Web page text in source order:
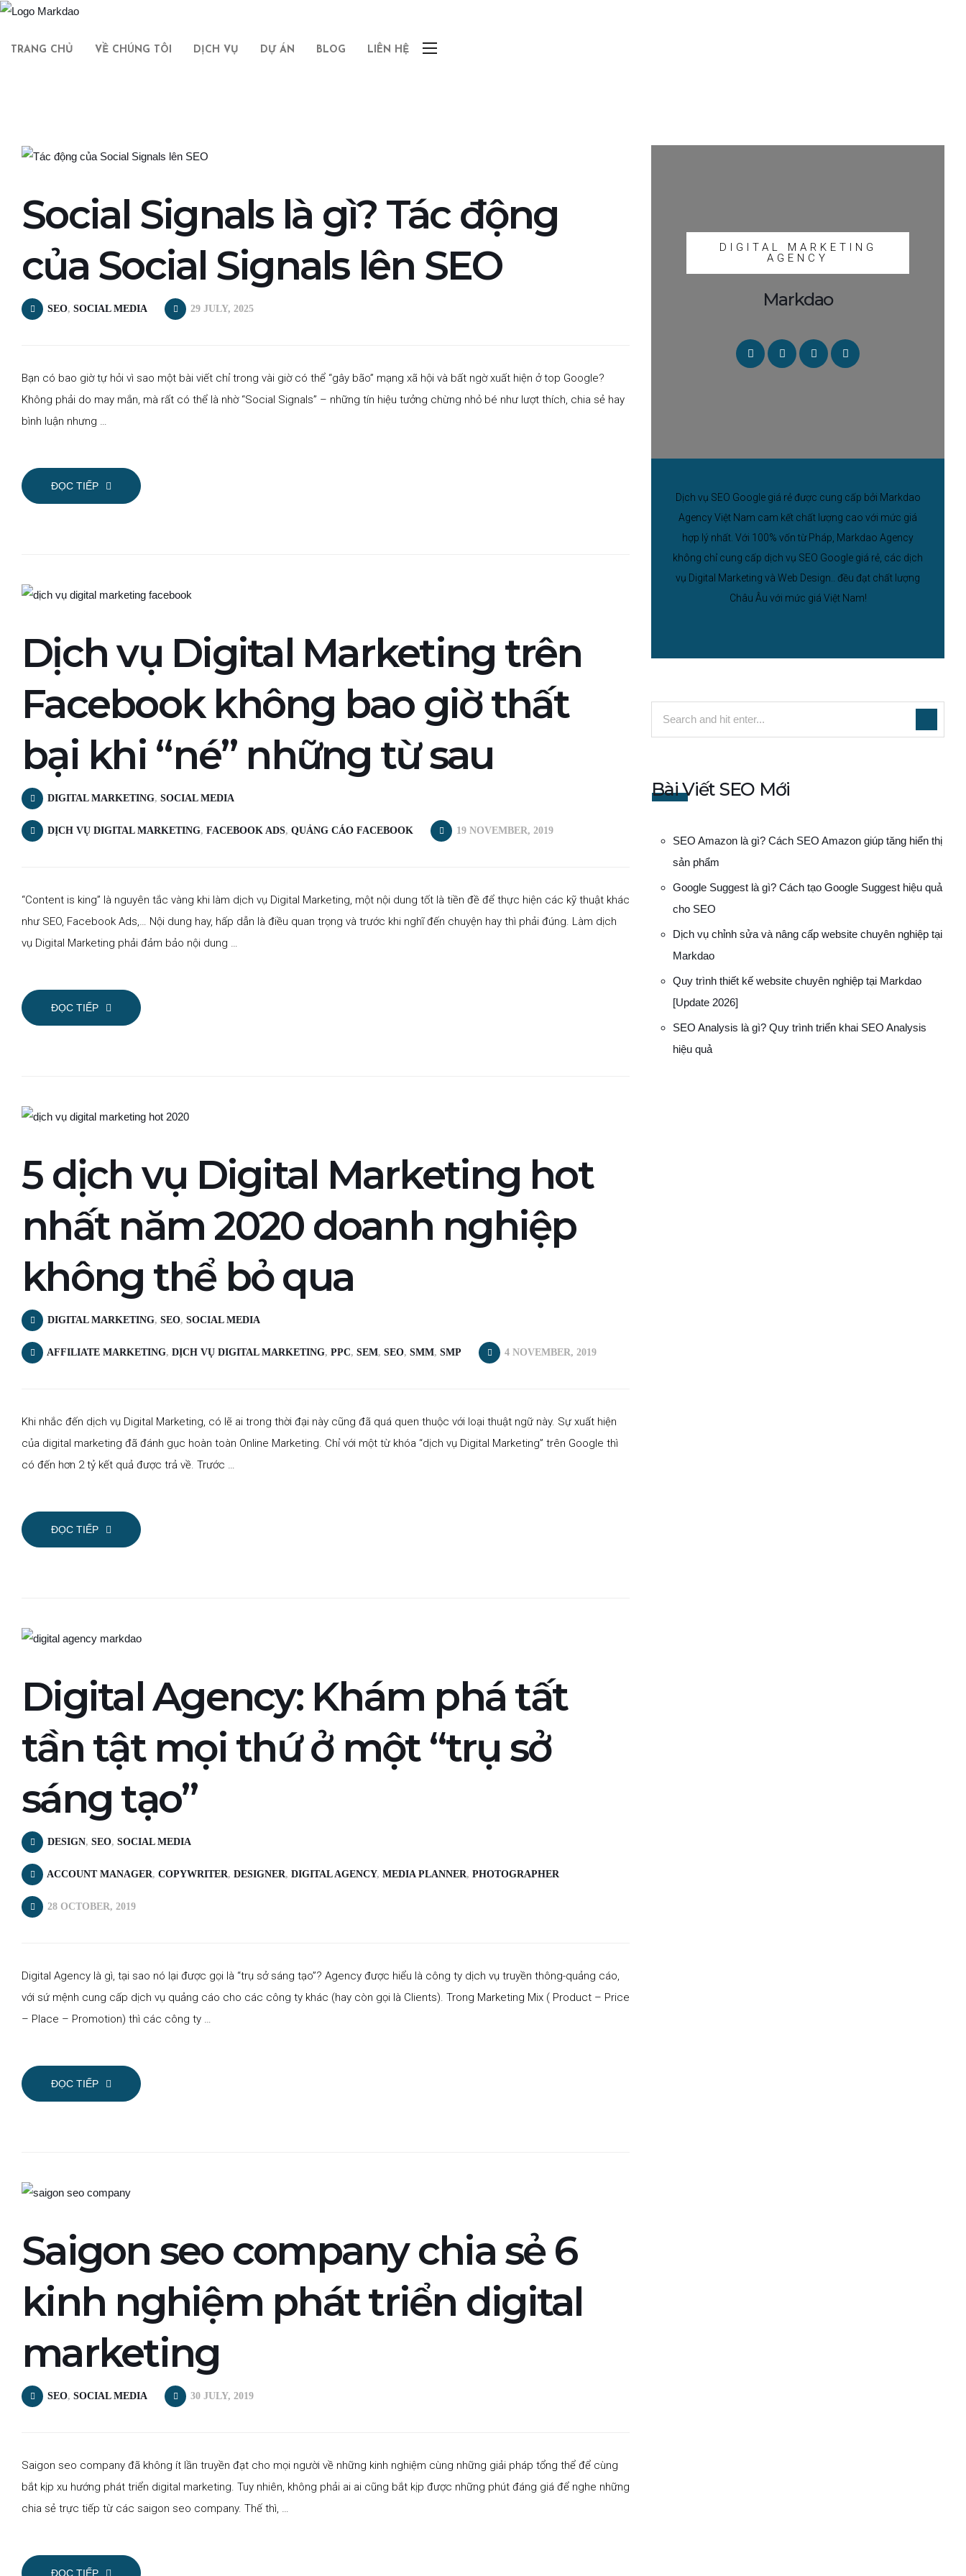
TRANG CHỦ VỀ CHÚNG TÔI DỊCH VỤ DỰ ÁN BLOG LIÊN HỆ
Social Signals là gì? Tác động
của Social Signals lên SEO
SEO, SOCIAL MEDIA 29 JULY, 2025
Bạn có bao giờ tự hỏi vì sao một bài viết chỉ trong vài giờ có thể “gây bão” mạng xã hội và bất ngờ xuất hiện ở top Google?
Không phải do may mắn, mà rất có thể là nhờ “Social Signals” – những tín hiệu tưởng chừng nhỏ bé như lượt thích, chia sẻ hay
bình luận nhưng …
ĐỌC TIẾP
Dịch vụ Digital Marketing trên
Facebook không bao giờ thất
bại khi “né” những từ sau
DIGITAL MARKETING, SOCIAL MEDIA
DỊCH VỤ DIGITAL MARKETING, FACEBOOK ADS, QUẢNG CÁO FACEBOOK 19 NOVEMBER, 2019
“Content is king” là nguyên tắc vàng khi làm dịch vụ Digital Marketing, một nội dung tốt là tiền đề để thực hiện các kỹ thuật khác
như SEO, Facebook Ads,… Nội dung hay, hấp dẫn là điều quan trọng và trước khi nghĩ đến chuyện hay thì phải đúng. Làm dịch
vụ Digital Marketing phải đảm bảo nội dung …
ĐỌC TIẾP
5 dịch vụ Digital Marketing hot
nhất năm 2020 doanh nghiệp
không thể bỏ qua
DIGITAL MARKETING, SEO, SOCIAL MEDIA
AFFILIATE MARKETING, DỊCH VỤ DIGITAL MARKETING, PPC, SEM, SEO, SMM, SMP 4 NOVEMBER, 2019
Khi nhắc đến dịch vụ Digital Marketing, có lẽ ai trong thời đại này cũng đã quá quen thuộc với loại thuật ngữ này. Sự xuất hiện
của digital marketing đã đánh gục hoàn toàn Online Marketing. Chỉ với một từ khóa “dịch vụ Digital Marketing” trên Google thì
có đến hơn 2 tỷ kết quả được trả về. Trước …
ĐỌC TIẾP
Digital Agency: Khám phá tất
tần tật mọi thứ ở một “trụ sở
sáng tạo”
DESIGN, SEO, SOCIAL MEDIA
ACCOUNT MANAGER, COPYWRITER, DESIGNER, DIGITAL AGENCY, MEDIA PLANNER, PHOTOGRAPHER
28 OCTOBER, 2019
Digital Agency là gì, tại sao nó lại được gọi là “trụ sở sáng tạo”? Agency được hiểu là công ty dịch vụ truyền thông-quảng cáo,
với sứ mệnh cung cấp dịch vụ quảng cáo cho các công ty khác (hay còn gọi là Clients). Trong Marketing Mix ( Product – Price
– Place – Promotion) thì các công ty …
ĐỌC TIẾP
Saigon seo company chia sẻ 6
kinh nghiệm phát triển digital
marketing
SEO, SOCIAL MEDIA 30 JULY, 2019
Saigon seo company đã không ít lần truyền đạt cho mọi người về những kinh nghiệm cùng những giải pháp tổng thể để cùng
bắt kịp xu hướng phát triển digital marketing. Tuy nhiên, không phải ai ai cũng bắt kịp được những phút đáng giá để nghe những
chia sẻ trực tiếp từ các saigon seo company. Thế thì, …
ĐỌC TIẾP
DIGITAL MARKETING
AGENCY
Markdao
Dịch vụ SEO Google giá rẻ được cung cấp bởi Markdao
Agency Việt Nam cam kết chất lượng cao với mức giá
hợp lý nhất. Với 100% vốn từ Pháp, Markdao Agency
không chỉ cung cấp dịch vụ SEO Google giá rẻ, các dịch
vụ Digital Marketing và Web Design.. đều đạt chất lượng
Châu Âu với mức giá Việt Nam!
Bài Viết SEO Mới
SEO Amazon là gì? Cách SEO Amazon giúp tăng hiển thị
sản phẩm
Google Suggest là gì? Cách tạo Google Suggest hiệu quả
cho SEO
Dịch vụ chỉnh sửa và nâng cấp website chuyên nghiệp tại
Markdao
Quy trình thiết kế website chuyên nghiệp tại Markdao
[Update 2026]
SEO Analysis là gì? Quy trình triển khai SEO Analysis
hiệu quả